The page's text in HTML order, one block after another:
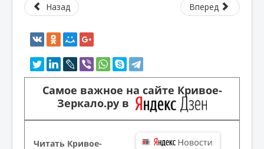
Назад Вперед
Самое важное на сайте Кривое-
Зеркало.ру в
Читать Кривое-